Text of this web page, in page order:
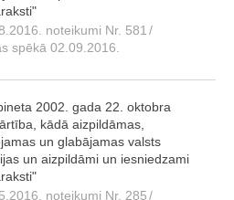
noteikumi Nr. 581 /
spēkā 02.09.2016.
2002. gada 22. oktobra
kādā aizpildāmas,
un glabājamas valsts
un aizpildāmi un iesniedzami
noteikumi Nr. 285/